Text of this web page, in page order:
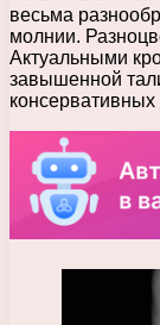
весьма
молнии.
Актуальными
завышенной